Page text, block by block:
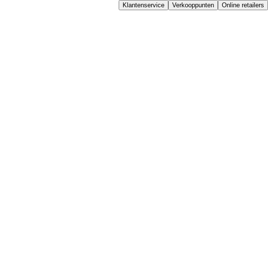
Klantenservice Verkooppunten Online retailers